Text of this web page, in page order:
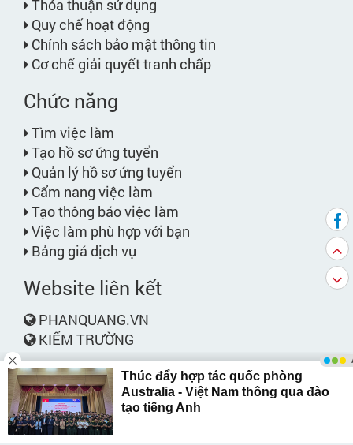
Thỏa thuận sử dụng
Quy chế hoạt động
Chính sách bảo mật thông tin
Cơ chế giải quyết tranh chấp
Chức năng
Tìm việc làm
Tạo hồ sơ ứng tuyển
Quản lý hồ sơ ứng tuyển
Cẩm nang việc làm
Tạo thông báo việc làm
Việc làm phù hợp với bạn
Bảng giá dịch vụ
Website liên kết
PHANQUANG.VN
KIẾM TRƯỜNG
Liên hệ
Phone:
028.6264.9264 / 028.6264.9283